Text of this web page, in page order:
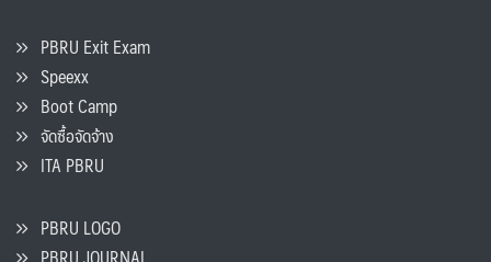
PBRU Exit Exam
Speexx
Boot Camp
จัดซื้อจัดจ้าง
ITA PBRU
PBRU LOGO